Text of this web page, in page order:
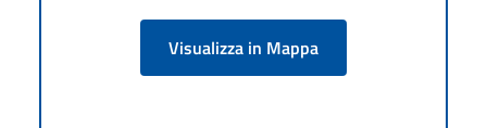
Visualizza in Mappa